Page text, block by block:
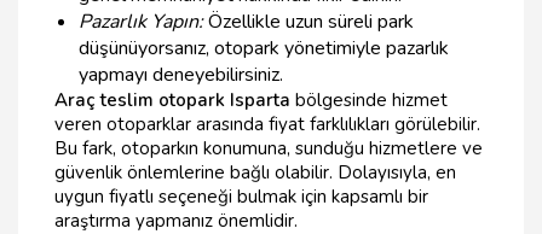
Pazarlık Yapın:Özellikle uzun süreli park
düşünüyorsanız, otopark yönetimiyle pazarlık
yapmayı deneyebilirsiniz.
Araç teslim otopark Isparta bölgesinde hizmet
veren otoparklar arasında fiyat farklılıkları görülebilir.
Bu fark, otoparkın konumuna, sunduğu hizmetlere ve
güvenlik önlemlerine bağlı olabilir. Dolayısıyla, en
uygun fiyatlı seçeneği bulmak için kapsamlı bir
araştırma yapmanız önemlidir.